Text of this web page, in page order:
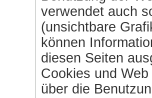
verwendet auch
(unsichtbare
können
diesen Seiten
Cookies und
über die